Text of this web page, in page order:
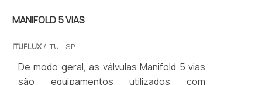
MANIFOLD 5 VIAS
ITUFLUX / ITU - SP
De modo geral, as válvulas Manifold 5 vias
são equipamentos utilizados com